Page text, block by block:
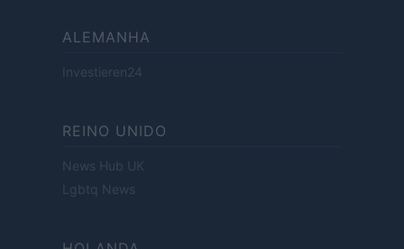
ALEMANHA
Investieren24
REINO UNIDO
News Hub UK
Lgbtq News